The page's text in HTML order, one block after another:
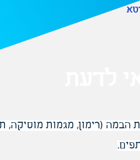
הבמה (רימון, מגמות מוסיקה,